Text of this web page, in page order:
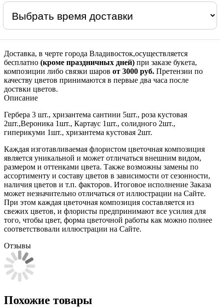
Доставка, в черте города Владивосток,осуществляется
бесплатно (кроме праздничных дней) при заказе букета,
композиции либо связки шаров от 3000 руб. Претензии по
качеству цветов принимаются в первые два часа после
доствки цветов.
Описание
Гербера 3 шт., хризантема сантини 5шт., роза кустовая
2шт.,Вероника 1шт., Картаус 1шт., солидного 2шт.,
гиперикуми 1шт., хризантема кустовая 2шт.
Каждая изготавливаемая флористом цветочная композиция
является уникальной и может отличаться внешним видом,
размером и оттенками цвета. Также возможны замены по
ассортименту и составу цветов в зависимости от сезонности,
наличия цветов и т.п. факторов. Итоговое исполнение Заказа
может незначительно отличаться от иллюстрации на Сайте.
При этом каждая цветочная композиция составляется из
свежих цветов, и флористы предпринимают все усилия для
того, чтобы цвет, форма цветочной работы как можно полнее
соответствовали иллюстрации на Сайте.
Отзывы
Похожие товары